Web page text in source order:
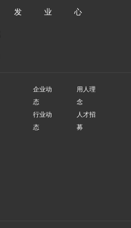
发 业 心
企业动
态
行业动
态
用人理
念
人才招
募